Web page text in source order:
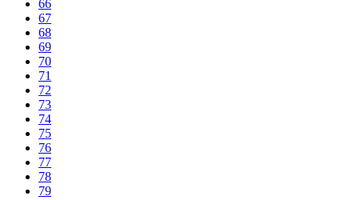
66
67
68
69
70
71
72
73
74
75
76
77
78
79